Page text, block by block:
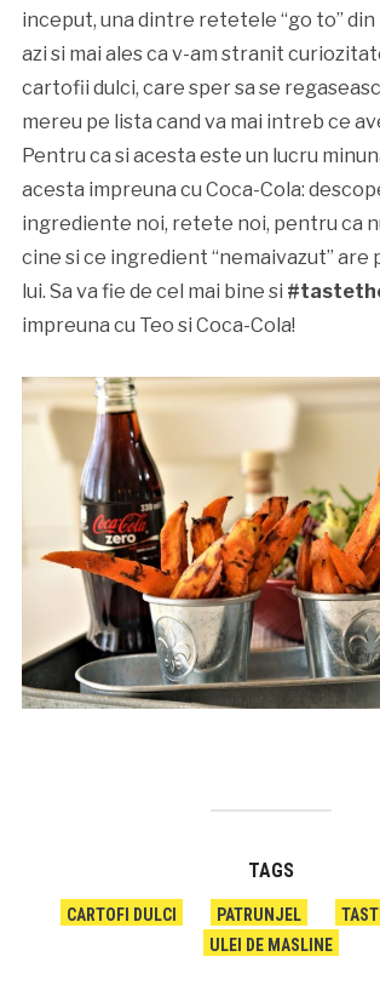
inceput, una dintre retetele “go to”
azi si mai ales ca v-am stranit
cartofii dulci, care sper sa se
mereu pe lista cand va mai intreb ce
Pentru ca si acesta este un lucru
acesta impreuna cu Coca-Cola:
ingrediente noi, retete noi, pentru ca
cine si ce ingredient “nemaivazut” are
lui. Sa va fie de cel mai bine si
impreuna cu Teo si Coca-Cola!
TAGS
CARTOFI DULCI PATRUNJEL
ULEI DE MASLINE